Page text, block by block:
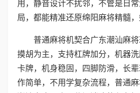
用，静音设计不扰邻，不管是日
局，都能精准还原绵阳麻将精髓，
普通麻将机契合广东潮汕麻
摸胡为主，支持杠牌加分，机器
卡牌，机身稳固，四脚防滑，长
作简单，不用学复杂流程，普通